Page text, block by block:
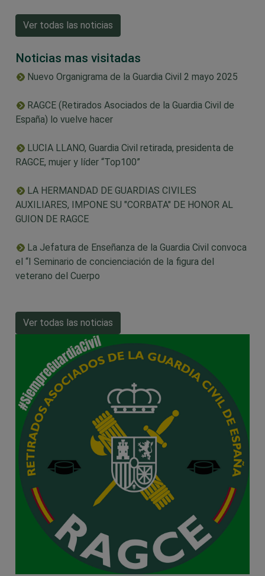
Ver todas las noticias
Noticias mas visitadas
Nuevo Organigrama de la Guardia Civil 2 mayo 2025
RAGCE (Retirados Asociados de la Guardia Civil de
España) lo vuelve hacer
LUCIA LLANO, Guardia Civil retirada, presidenta de
RAGCE, mujer y líder “Top100”
LA HERMANDAD DE GUARDIAS CIVILES
AUXILIARES, IMPONE SU "CORBATA" DE HONOR AL
GUION DE RAGCE
La Jefatura de Enseñanza de la Guardia Civil convoca
el “I Seminario de concienciación de la figura del
veterano del Cuerpo
Ver todas las noticias